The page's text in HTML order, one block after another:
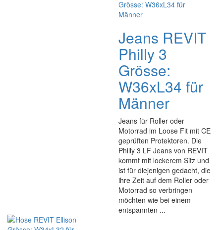
Jeans REVIT
Philly 3
Grösse:
W36xL34 für
Männer
Jeans für Roller oder
Motorrad im Loose Fit mit CE
geprüften Protektoren. Die
Philly 3 LF Jeans von REVIT
kommt mit lockerem Sitz und
ist für diejenigen gedacht, die
ihre Zeit auf dem Roller oder
Motorrad so verbringen
möchten wie bei einem
entspannten ...